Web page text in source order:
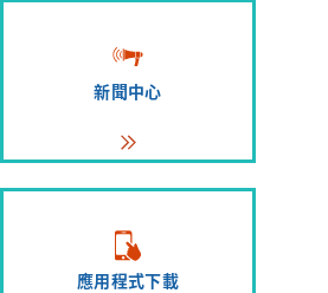
新聞中心
應用程式下載